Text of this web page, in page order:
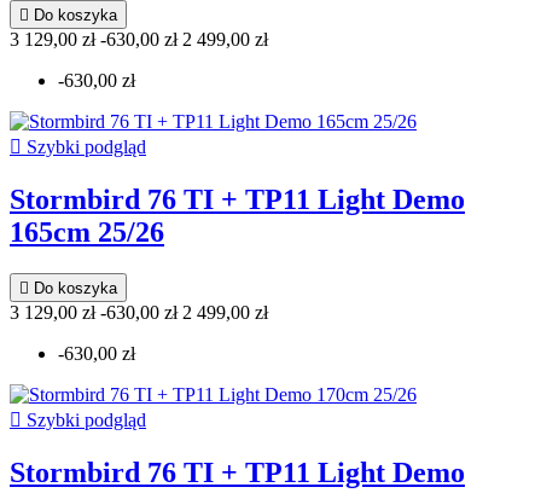
 Do koszyka
3 129,00 zł -630,00 zł 2 499,00 zł
-630,00 zł
 Szybki podgląd
Stormbird 76 TI + TP11 Light Demo
165cm 25/26
 Do koszyka
3 129,00 zł -630,00 zł 2 499,00 zł
-630,00 zł
 Szybki podgląd
Stormbird 76 TI + TP11 Light Demo